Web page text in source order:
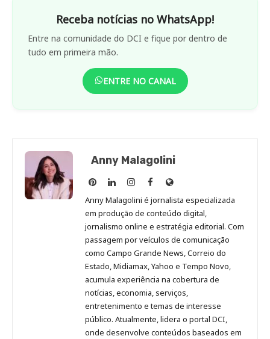
Receba notícias no WhatsApp!
Entre na comunidade do DCI e fique por dentro de
tudo em primeira mão.
ENTRE NO CANAL
Anny Malagolini
Anny
Malagolini
no
Pinterest
Anny
Malagolini
no
LinkedIn
Anny
Malagolini
no
Instagram
Anny
Malagolini
no
Facebook
Site
de
Anny
Malagolini
Anny Malagolini é jornalista especializada
em produção de conteúdo digital,
jornalismo online e estratégia editorial. Com
passagem por veículos de comunicação
como Campo Grande News, Correio do
Estado, Midiamax, Yahoo e Tempo Novo,
acumula experiência na cobertura de
notícias, economia, serviços,
entretenimento e temas de interesse
público. Atualmente, lidera o portal DCI,
onde desenvolve conteúdos baseados em